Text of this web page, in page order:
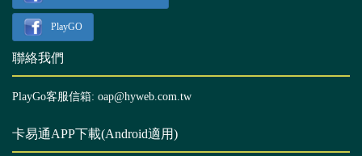
PlayGO
聯絡我們
PlayGo客服信箱: oap@hyweb.com.tw
卡易通APP下載(Android適用)